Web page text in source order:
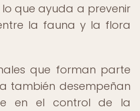
que ayuda a prevenir
la fauna y la flora
que forman parte
también desempeñan
en el control de la